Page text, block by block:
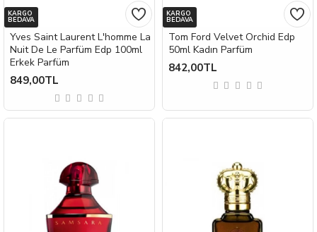
KARGO
BEDAVA
Yves Saint Laurent L'homme La
Nuit De Le Parfüm Edp 100ml
Erkek Parfüm
849,00TL
KARGO
BEDAVA
Tom Ford Velvet Orchid Edp
50ml Kadın Parfüm
842,00TL